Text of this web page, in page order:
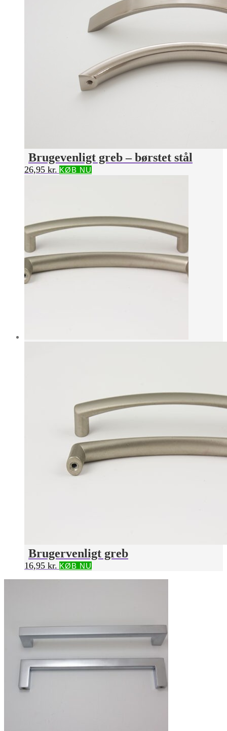
Brugevenligt greb – børstet stål
26,95 kr. KØB NU
Brugervenligt greb
16,95 kr. KØB NU